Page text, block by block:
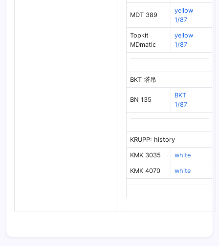
MDT 389
yellow
1/87
Topkit
MDmatic
yellow
1/87
BKT 塔吊
BN 135
BKT
1/87
KRUPP: history
KMK 3035 white
KMK 4070 white